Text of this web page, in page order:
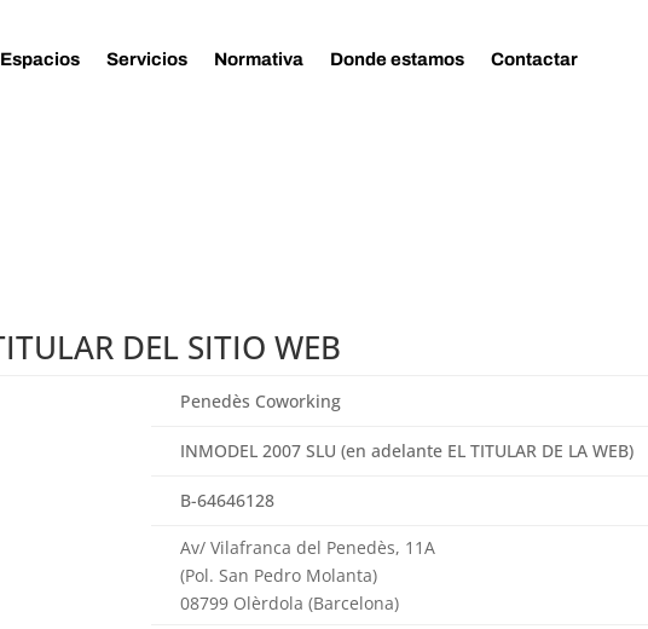
Espacios Servicios Normativa Donde estamos Contactar
DEL SITIO WEB
Penedès Coworking
INMODEL 2007 SLU(en adelante EL TITULAR DE LA WEB)
B-64646128
Av/ Vilafranca del Penedès, 11A
(Pol. San Pedro Molanta)
08799 Olèrdola (Barcelona)